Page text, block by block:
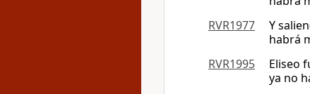
RVR1977
Y
habrá
RVR1995
Eliseo
ya no